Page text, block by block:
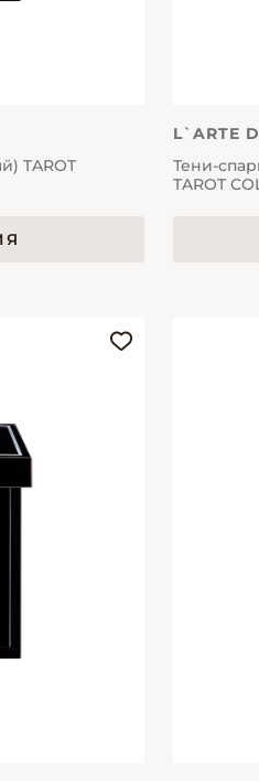
TAROT
L`ARTE
Тени-
TAROT